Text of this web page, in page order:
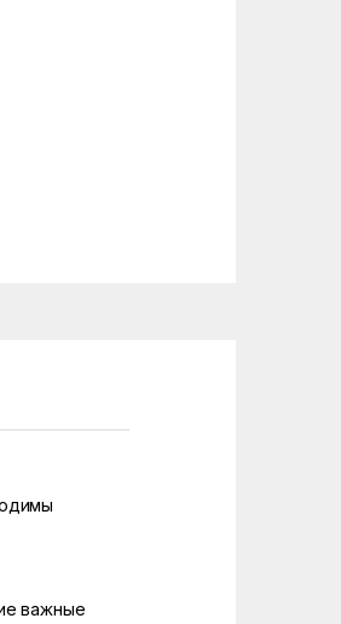
важные